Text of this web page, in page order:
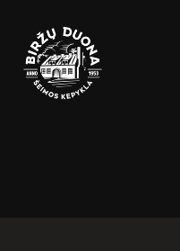
content